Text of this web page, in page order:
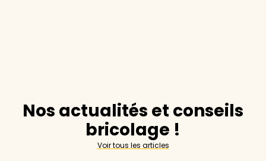
Nos actualités et conseils
bricolage !
Voir tous les articles